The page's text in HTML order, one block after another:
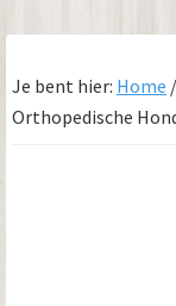
Je bent hier: Home /
Orthopedische